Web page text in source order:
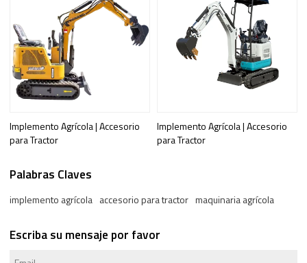
Implemento Agrícola | Accesorio
para Tractor
Implemento Agrícola | Accesorio
para Tractor
Palabras Claves
implemento agrícola accesorio para tractor maquinaria agrícola
Escriba su mensaje por favor